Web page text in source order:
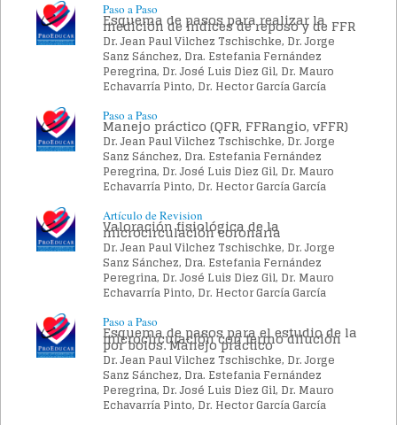
Paso a Paso
Esquema de pasos para realizar la
medición de índices de reposo y de FFR
Dr. Jean Paul Vilchez Tschischke, Dr. Jorge
Sanz Sánchez, Dra. Estefania Fernández
Peregrina, Dr. José Luis Diez Gil, Dr. Mauro
Echavarría Pinto, Dr. Hector García García
Paso a Paso
Manejo práctico (QFR, FFRangio, vFFR)
Dr. Jean Paul Vilchez Tschischke, Dr. Jorge
Sanz Sánchez, Dra. Estefania Fernández
Peregrina, Dr. José Luis Diez Gil, Dr. Mauro
Echavarría Pinto, Dr. Hector García García
Artículo de Revision
Valoración fisiológica de la
microcirculación coronaria
Dr. Jean Paul Vilchez Tschischke, Dr. Jorge
Sanz Sánchez, Dra. Estefania Fernández
Peregrina, Dr. José Luis Diez Gil, Dr. Mauro
Echavarría Pinto, Dr. Hector García García
Paso a Paso
Esquema de pasos para el estudio de la
microcirculación con termo dilución
por bolos. Manejo práctico
Dr. Jean Paul Vilchez Tschischke, Dr. Jorge
Sanz Sánchez, Dra. Estefania Fernández
Peregrina, Dr. José Luis Diez Gil, Dr. Mauro
Echavarría Pinto, Dr. Hector García García